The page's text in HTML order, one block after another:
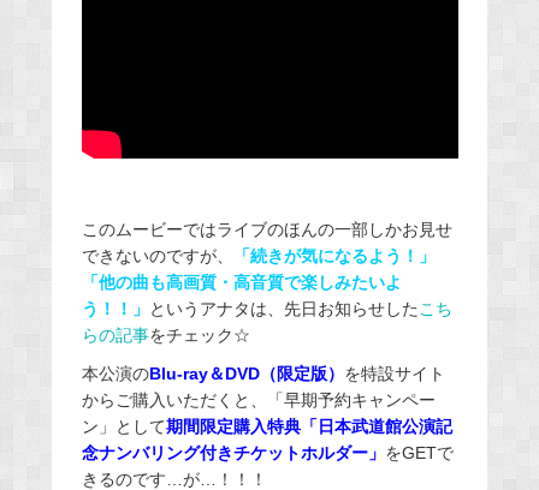
このムービーではライブのほんの一部しかお見せ
できないのですが、
「続きが気になるよう！」
「他の曲も高画質・高音質で楽しみたいよ
う！！」 というアナタは、先日お知らせした こち
らの記事をチェック☆
本公演のBlu-ray＆DVD（限定版） を特設サイト
からご購入いただくと、「早期予約キャンペー
ン」として期間限定購入特典「日本武道館公演記
念ナンバリング付きチケットホルダー」 をGETで
きるのです…が…！！！